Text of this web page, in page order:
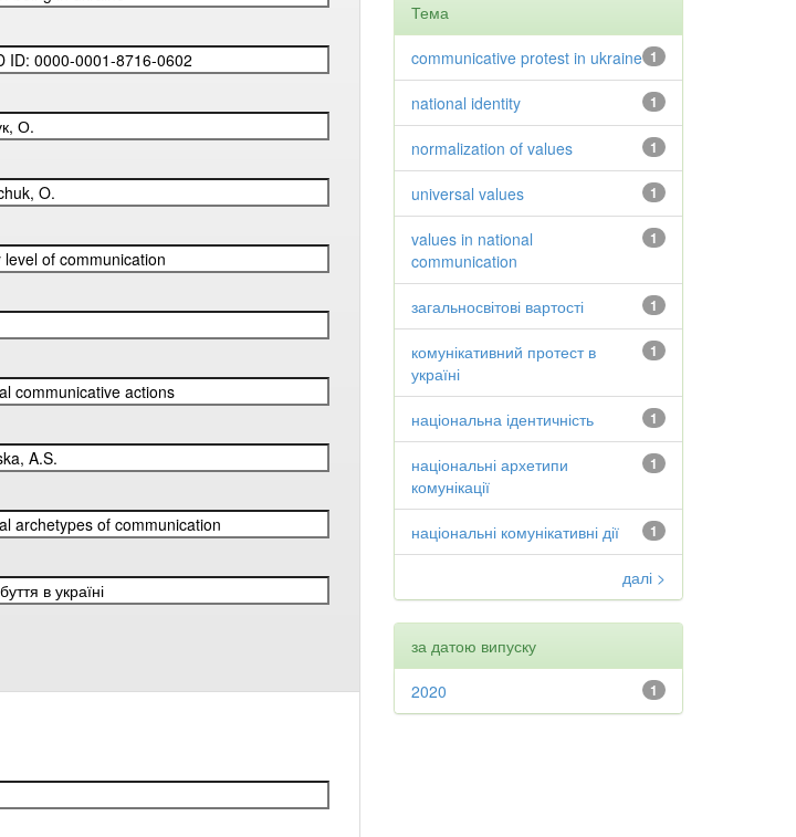
Тема
1
communicative protest in ukraine
1
national identity
1
normalization of values
1
universal values
1
values in national
communication
1
загальносвітові вартості
1
комунікативний протест в
україні
1
національна ідентичність
1
національні архетипи
комунікації
1
національні комунікативні дії
далі >
за датою випуску
1
2020